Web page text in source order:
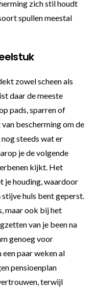
zich stil houdt
spullen meestal
zowel scheen als
daar de meeste
pads, sparren of
bescherming om de
steeds wat er
je de volgende
kijkt. Het
je houding, waardoor
huls bent geperst.
maar ook bij het
van je been na
genoeg voor
paar weken al
pensioenplan
terwijl